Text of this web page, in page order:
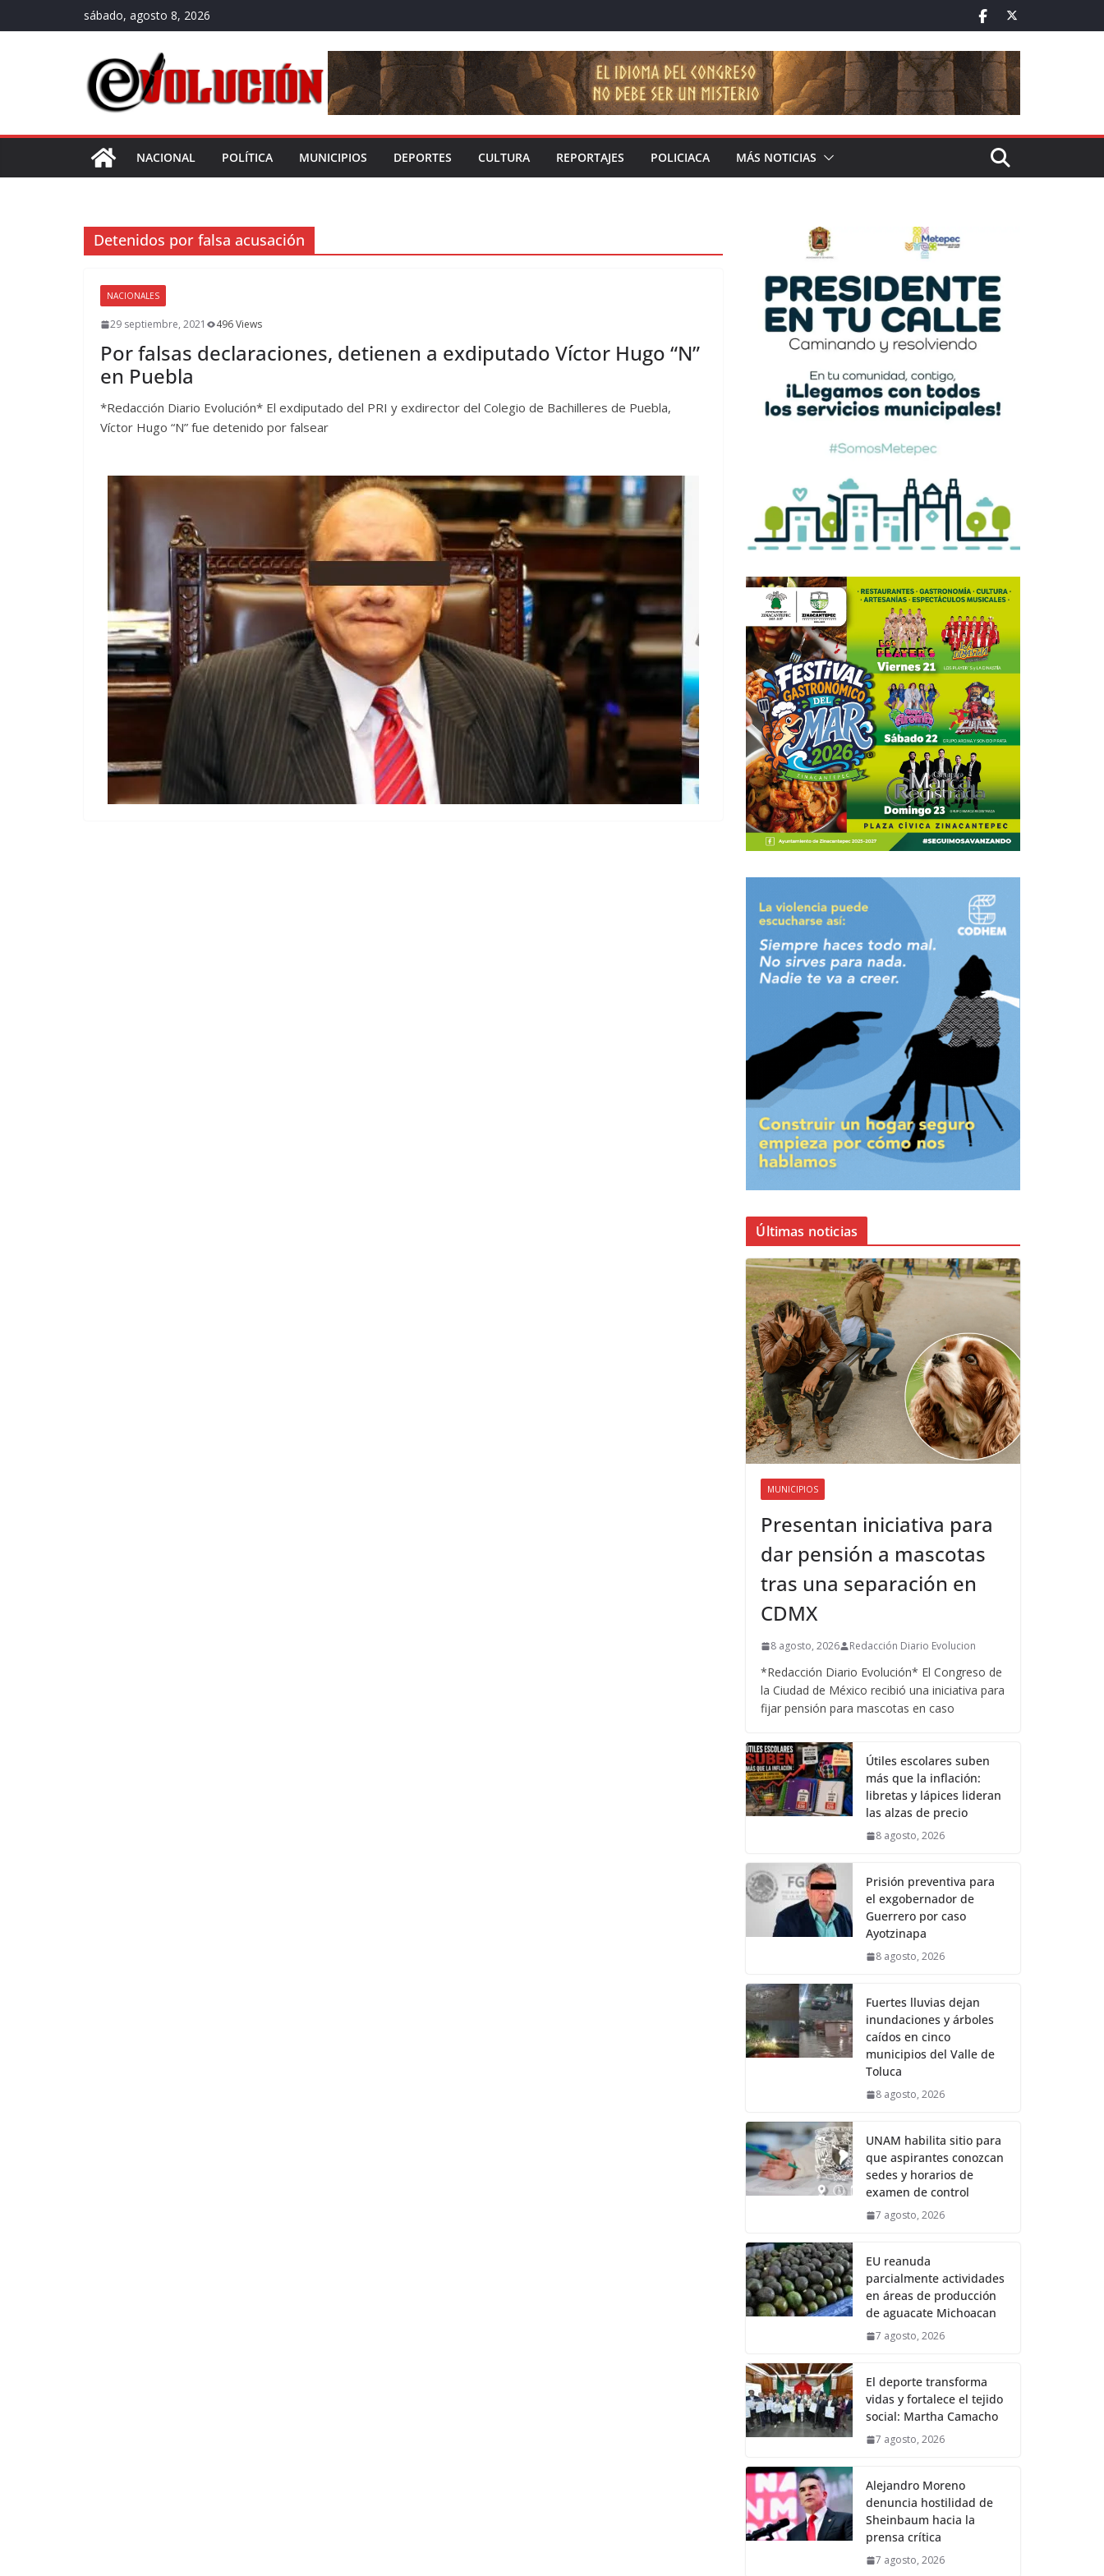
al
sábado, agosto 8, 2026
NACIONAL POLÍTICA MUNICIPIOS DEPORTES CULTURA REPORTAJES POLICIACA MÁS NOTICIAS
Detenidos por falsa acusación
NACIONALES
29 septiembre, 2021 496 Views
Por falsas declaraciones, detienen a exdiputado Víctor Hugo “N”
en Puebla
*Redacción Diario Evolución* El exdiputado del PRI y exdirector del Colegio de Bachilleres de Puebla,
Víctor Hugo “N” fue detenido por falsear
Últimas noticias
MUNICIPIOS
Presentan iniciativa para
dar pensión a mascotas
tras una separación en
CDMX
8 agosto, 2026 Redacción Diario Evolucion
*Redacción Diario Evolución* El Congreso de
la Ciudad de México recibió una iniciativa para
fijar pensión para mascotas en caso
Útiles escolares suben
más que la inflación:
libretas y lápices lideran
las alzas de precio
8 agosto, 2026
Prisión preventiva para
el exgobernador de
Guerrero por caso
Ayotzinapa
8 agosto, 2026
Fuertes lluvias dejan
inundaciones y árboles
caídos en cinco
municipios del Valle de
Toluca
8 agosto, 2026
UNAM habilita sitio para
que aspirantes conozcan
sedes y horarios de
examen de control
7 agosto, 2026
EU reanuda
parcialmente actividades
en áreas de producción
de aguacate Michoacan
7 agosto, 2026
El deporte transforma
vidas y fortalece el tejido
social: Martha Camacho
7 agosto, 2026
Alejandro Moreno
denuncia hostilidad de
Sheinbaum hacia la
prensa crítica
7 agosto, 2026